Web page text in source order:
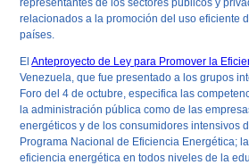
representantes de los sectores públicos y
relacionados a la promoción del uso eficiente
países.
ElAnteproyecto de Ley para Promover la
Venezuela, que fue presentado a los grupos
Foro del 4 de octubre, especifica las
la administración pública como de las
energéticos y de los consumidores intensivos
Programa Nacional de Eficiencia Energética;
eficiencia energética en todos niveles de la